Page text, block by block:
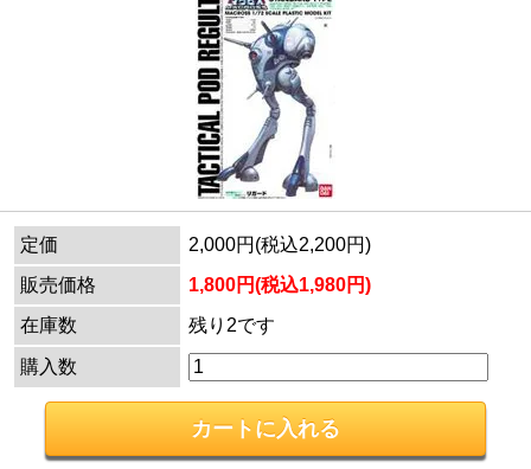
定価
2,000円(税込2,200円)
販売価格
1,800円(税込1,980円)
在庫数
残り2です
購入数